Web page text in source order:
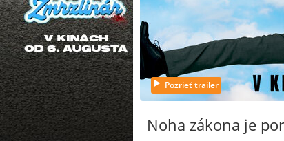
Pozrieť trailer
Noha zákona je